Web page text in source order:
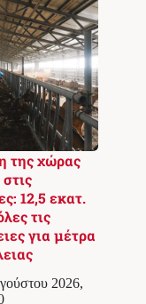
της χώρας
12,5 εκατ.
τις
για μέτρα
2026,